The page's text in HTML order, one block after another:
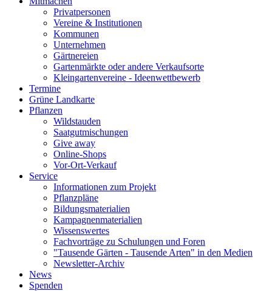
Privatpersonen
Vereine & Institutionen
Kommunen
Unternehmen
Gärtnereien
Gartenmärkte oder andere Verkaufsorte
Kleingartenvereine - Ideenwettbewerb
Termine
Grüne Landkarte
Pflanzen
Wildstauden
Saatgutmischungen
Give away
Online-Shops
Vor-Ort-Verkauf
Service
Informationen zum Projekt
Pflanzpläne
Bildungsmaterialien
Kampagnenmaterialien
Wissenswertes
Fachvorträge zu Schulungen und Foren
"Tausende Gärten - Tausende Arten" in den Medien
Newsletter-Archiv
News
Spenden